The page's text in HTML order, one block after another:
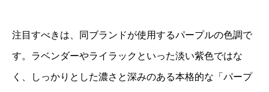
注目すべきは、同ブランドが使用するパープルの色調で
す。ラベンダーやライラックといった淡い紫色ではな
く、しっかりとした濃さと深みのある本格的な「パープ